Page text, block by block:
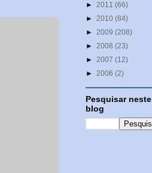
► 2011 (66)
► 2010 (84)
► 2009 (208)
► 2008 (23)
► 2007 (12)
► 2006 (2)
Pesquisar neste
blog